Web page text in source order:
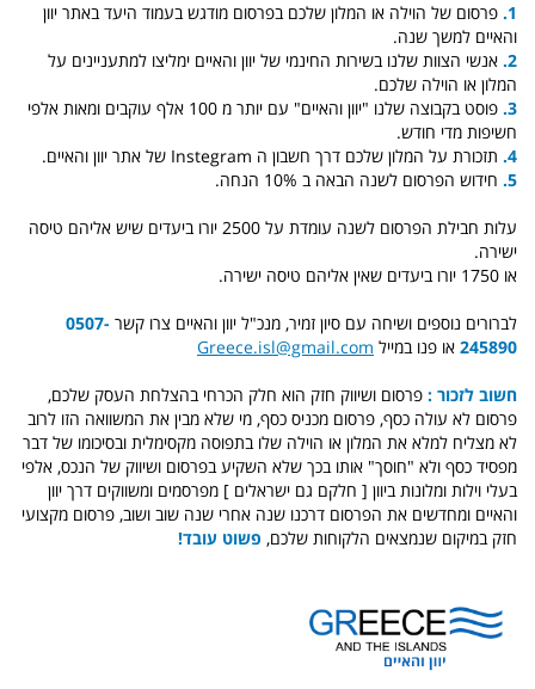
1. פרסום של הוילה או המלון שלכם בפרסום מודגש בעמוד היעד באתר יוון
והאיים למשך שנה.
2. אנשי הצוות שלנו בשירות החינמי של יוון והאיים ימליצו למתעניינים על
המלון או הוילה שלכם.
3.
פוסט בקבוצה שלנו "יוון והאיים" עם יותר מ 100 אלף עוקבים ומאות אלפי
חשיפות מדי חודש.
4. תזכורת על המלון שלכם דרך חשבון ה Instegram של אתר יוון והאיים.
5. חידוש הפרסום לשנה הבאה ב 10% הנחה.
עלות חבילת הפרסום לשנה עומדת על 2500 יורו ביעדים שיש אליהם טיסה
ישירה.
או 1750 יורו ביעדים שאין אליהם טיסה ישירה.
לברורים נוספים ושיחה עם סיון זמיר, מנכ"ל יוון והאיים צרו קשר 0507-
245890 או פנו במייל Greece.isl@gmail.com
חשוב לזכור : פרסום ושיווק חזק הוא חלק הכרחי בהצלחת העסק שלכם,
פרסום לא עולה כסף, פרסום מכניס כסף, מי שלא מבין את המשוואה הזו לרוב
לא מצליח למלא את המלון או הוילה שלו בתפוסה מקסימלית ובסיכומו של דבר
מפסיד כסף ולא "חוסך" אותו בכך שלא השקיע בפרסום ושיווק של הנכס, אלפי
בעלי וילות ומלונות ביוון [ חלקם גם ישראלים ] מפרסמים ומשווקים דרך יוון
והאיים ומחדשים את הפרסום דרכנו שנה אחרי שנה שוב ושוב, פרסום מקצועי
חזק במיקום שנמצאים הלקוחות שלכם, פשוט עובד!